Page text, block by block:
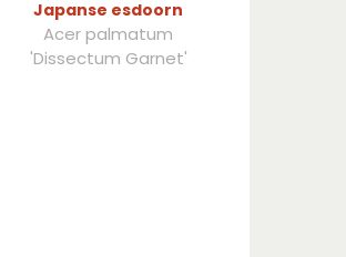
Japanse esdoorn
Acer palmatum
'Dissectum Garnet'